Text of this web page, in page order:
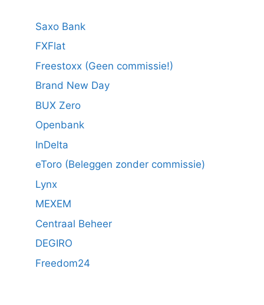
Saxo Bank
FXFlat
Freestoxx (Geen commissie!)
Brand New Day
BUX Zero
Openbank
InDelta
eToro (Beleggen zonder commissie)
Lynx
MEXEM
Centraal Beheer
DEGIRO
Freedom24